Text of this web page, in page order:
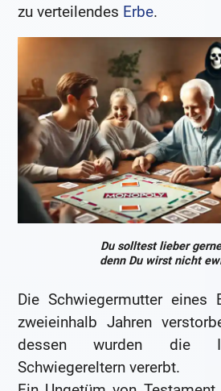
zu verteilendes Erbe.
Du solltest lieber
denn Du wirst nicht
Die Schwiegermutter eines
zweieinhalb Jahren
dessen wurden die
Schwiegereltern vererbt.